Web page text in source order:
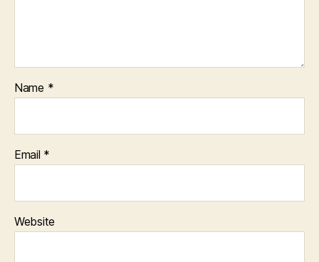
Name *
Email *
Website